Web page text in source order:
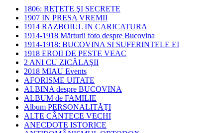
1806: REŢETE ŞI SECRETE
1907 IN PRESA VREMII
1914 RAZBOIUL IN CARICATURA
1914-1918 Mărturii foto despre Bucovina
1914-1918: BUCOVINA SI SUFERINTELE EI
1918 EROII DE PESTE VEAC
2 ANI CU ZICĂLAŞII
2018 MIAU Events
AFORISME UITATE
ALBINA despre BUCOVINA
ALBUM de FAMILIE
Album PERSONALITĂŢI
ALTE CÂNTECE VECHI
ANECDOTE ISTORICE